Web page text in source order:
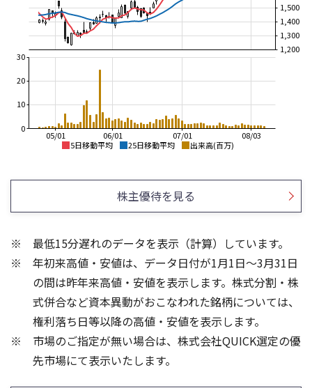
5日移動平均 25日移動平均 出来高(百万)
08/03
07/01
06/01
05/01
1,200
1,300
1,400
1,500
0
10
20
30
25/12
25/10
25/08
25/06
25/04
400
600
1,400
1,600
1,800
24/01
23/01
22/01
21/01
0
1,500
株主優待を見る
最低15分遅れのデータを表示（計算）しています。
年初来高値・安値は、データ日付が1月1日～3月31日
の間は昨年来高値・安値を表示します。株式分割・株
式併合など資本異動がおこなわれた銘柄については、
権利落ち日等以降の高値・安値を表示します。
市場のご指定が無い場合は、株式会社QUICK選定の優
先市場にて表示いたします。